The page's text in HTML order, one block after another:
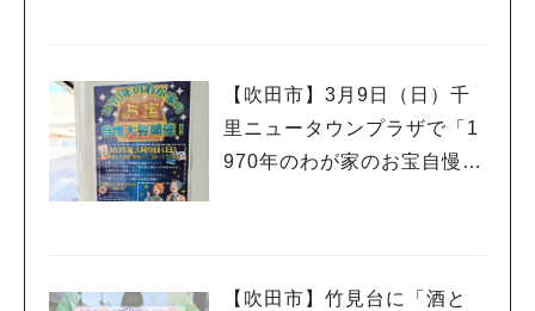
【吹田市】3月9日（日）千
里ニュータウンプラザで「1
970年のわが家のお宝自慢大
【吹田市】竹見台に「酒と